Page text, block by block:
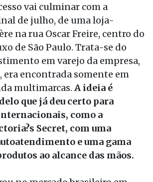
vai culminar com a
de julho, de uma loja-
na rua Oscar Freire, centro do
de São Paulo. Trata-se do
em varejo da empresa,
era encontrada somente em
multimarcas. A ideia é
que já deu certo para
como a
Secret, com uma
e uma gama
ao alcance das mãos.